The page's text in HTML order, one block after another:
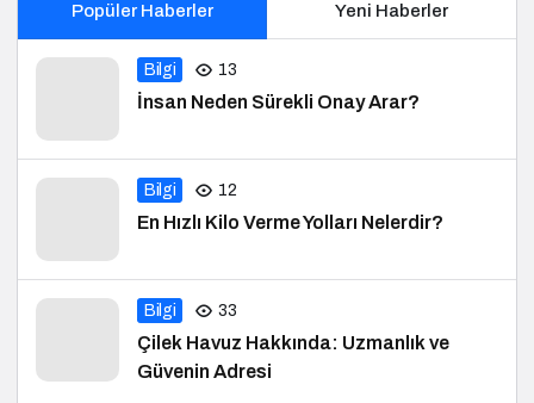
Popüler Haberler Yeni Haberler
Bilgi 13
İnsan Neden Sürekli Onay Arar?
Bilgi 12
En Hızlı Kilo Verme Yolları Nelerdir?
Bilgi 33
Çilek Havuz Hakkında: Uzmanlık ve
Güvenin Adresi